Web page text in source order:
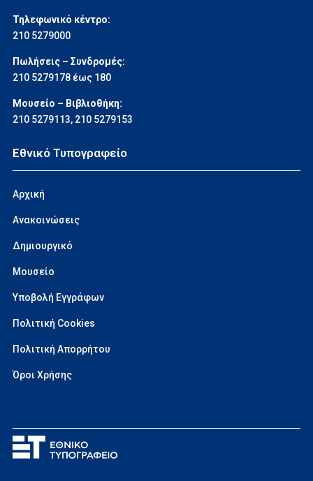
Τηλεφωνικό κέντρο:
210 5279000
Πωλήσεις – Συνδρομές:
210 5279178 έως 180
Μουσείο – Βιβλιοθήκη:
210 5279113, 210 5279153
Εθνικό Τυπογραφείο
Αρχική
Ανακοινώσεις
Δημιουργικό
Μουσείο
Υποβολή Εγγράφων
Πολιτική Cookies
Πολιτική Απορρήτου
Όροι Χρήσης